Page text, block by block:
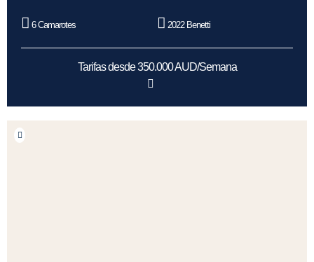
6 Camarotes 2022 Benetti
Tarifas desde 350.000 AUD/Semana